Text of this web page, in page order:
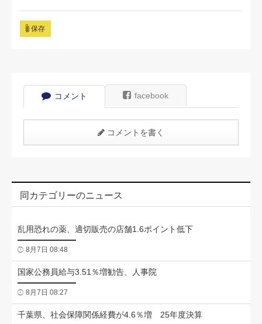
保存
コメント facebook
コメントを書く
同カテゴリーのニュース
乱用恐れの薬、適切販売の店舗1.6ポイント低下
8月7日 08:48
国家公務員給与3.51％増勧告、人事院
8月7日 08:27
千葉県、社会保障関係経費が4.6％増 25年度決算